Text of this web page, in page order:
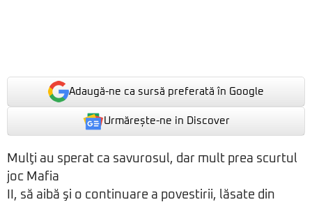
Adaugă-ne ca sursă preferată în Google
Urmărește-ne in Discover
Mulţi au sperat ca savurosul, dar mult prea scurtul
joc Mafia
II, să aibă şi o continuare a povestirii, lăsate din